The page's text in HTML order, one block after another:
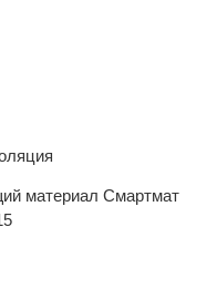
материал Смартмат